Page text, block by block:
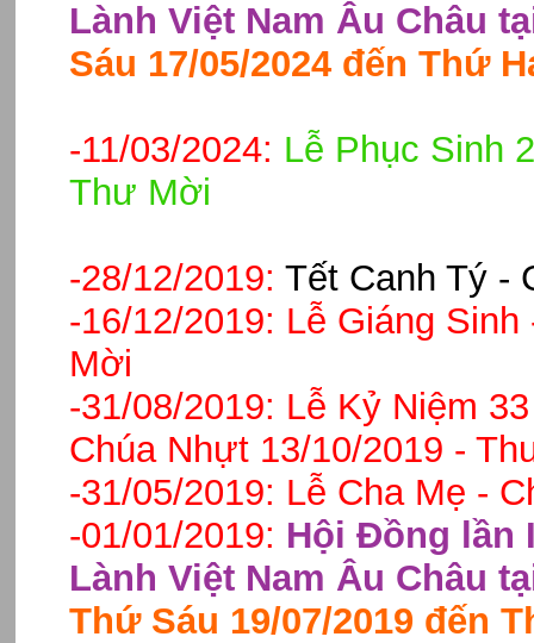
Lành Việt Nam Âu Châu
Sáu 17/05/2024 đến Thứ
-11/03/2024: Lễ Phục Sinh
Thư Mời
-28/12/2019: Tết Canh Tý -
-16/12/2019: Lễ Giáng
Mời
-31/08/2019: Lễ Kỷ Niệm
Chúa Nhựt 13/10/2019 -
-31/05/2019: Lễ Cha Mẹ -
-01/01/2019: Hội Đồng lần
Lành Việt Nam Âu Châu
Thứ Sáu 19/07/2019 đến